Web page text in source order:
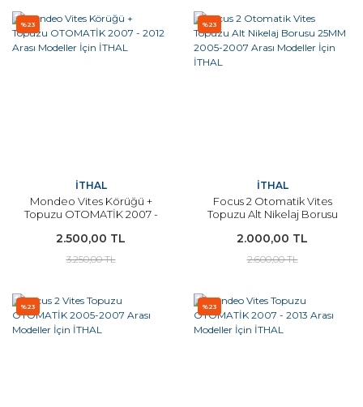
%23
İTHAL
Mondeo Vites Körüğü +
Topuzu OTOMATİK 2007 -
İTHAL
2.500,00 TL
3.250,00 TL
%23
İTHAL
Focus 2 Otomatik Vites
Topuzu Alt Nikelaj Borusu
Modeller İçin İTHAL
2.000,00 TL
2.600,00 TL
%23 %23